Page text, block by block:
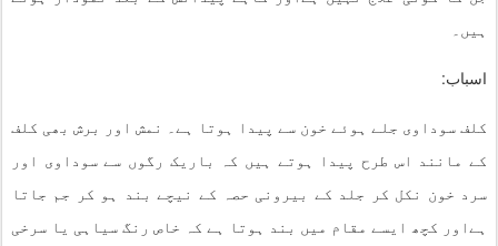
ہیں۔
اسباب:
کلف سوداوی جلے ہوئے خون سے پیدا ہوتا ہے۔ نمش اور برش بھی کلف
کے مانند اس طرح پیدا ہوتے ہیں کہ باریک رگوں سے سوداوی اور
سرد خون نکل کر جلد کے بیرونی حصہ کے نیچے بند ہو کر جم جاتا
ہےاور کچھ ایسے مقام میں بند ہوتا ہے کہ خاص رنگ سیاہی یا سرخی